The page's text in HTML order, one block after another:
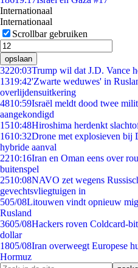
Internationaal
Internationaal
Scrollbar gebruiken
opslaan
3220:03Trump wil dat J.D. Vance
1319:42'Zwarte weduwes' in
overlijdensuitkering
4810:59Israël meldt dood twee
aangekondigd
1510:48Hiroshima herdenkt
1610:32Drone met explosieven bij
hybride aanval
2210:16Iran en Oman eens over
buitenspel
2510:08NAVO zet wegens
gevechtsvliegtuigen in
505/08Litouwen vindt opnieuw
Rusland
3605/08Hackers roven Coldcard-
dollar
1805/08Iran overweegt Europese
Hormuz